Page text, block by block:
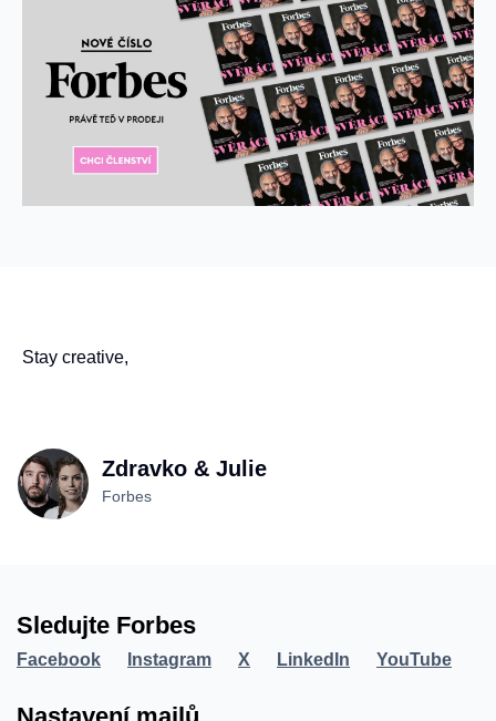
Stay creative,
Zdravko & Julie
Forbes
Sledujte Forbes
Facebook Instagram X LinkedIn YouTube